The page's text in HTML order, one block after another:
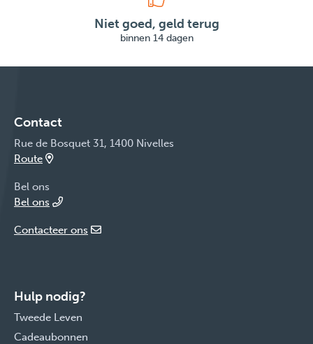
Niet goed, geld terug
binnen 14 dagen
Contact
Rue de Bosquet 31, 1400 Nivelles
Route
Bel ons
Bel ons
Contacteer ons
Hulp nodig?
Tweede Leven
Cadeaubonnen